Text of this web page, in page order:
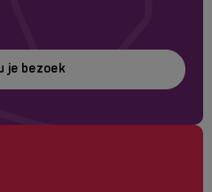
je bezoek